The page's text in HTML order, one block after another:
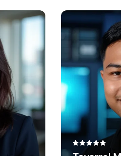
Grace
buat
kuliah.
dipakai
atau CV